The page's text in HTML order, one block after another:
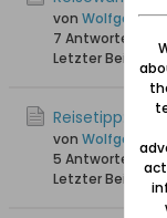
von Wolfgang
7 Antworten
Letzter Beitrag
Reisetipp:
von Wolfgang
5 Antworten
Letzter Beitrag